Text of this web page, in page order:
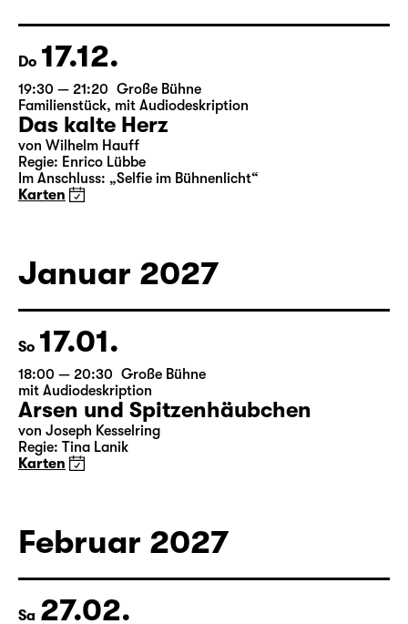
Do 17.12.
19:30 — 21:20 Große Bühne
Familienstück, mit Audiodeskription
Das kalte Herz
von Wilhelm Hauff
Regie: Enrico Lübbe
Im Anschluss: „Selfie im Bühnenlicht“
Karten
Januar 2027
So 17.01.
18:00 — 20:30 Große Bühne
mit Audiodeskription
Arsen und Spitzenhäubchen
von Joseph Kesselring
Regie: Tina Lanik
Karten
Februar 2027
Sa 27.02.